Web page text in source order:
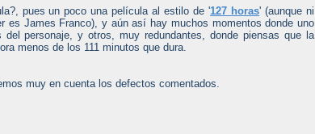
pues un poco una película al estilo de '127 horas' (aunque ni
es James Franco), y aún así hay muchos momentos donde uno
personaje, y otros, muy redundantes, donde piensas que la
menos de los 111 minutos que dura.
muy en cuenta los defectos comentados.